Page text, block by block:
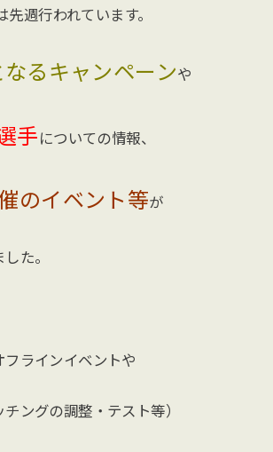
週行われています。
るキャンペーンや
手 についての情報、
のイベント等が
た。
フラインイベントや
ングの調整・テスト等）